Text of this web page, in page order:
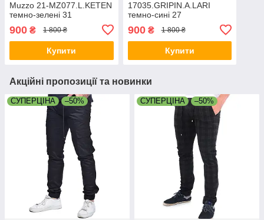
Muzzo 21-MZ077.L.KETEN
темно-зелені 31
900 ₴ 1 800 ₴
Купити
17035.GRIPIN.A.LARI
темно-сині 27
900₴ 1 800 ₴
Купити
Акційні пропозиції та новинки
СУПЕРЦІНА –50% СУПЕРЦІНА –50%